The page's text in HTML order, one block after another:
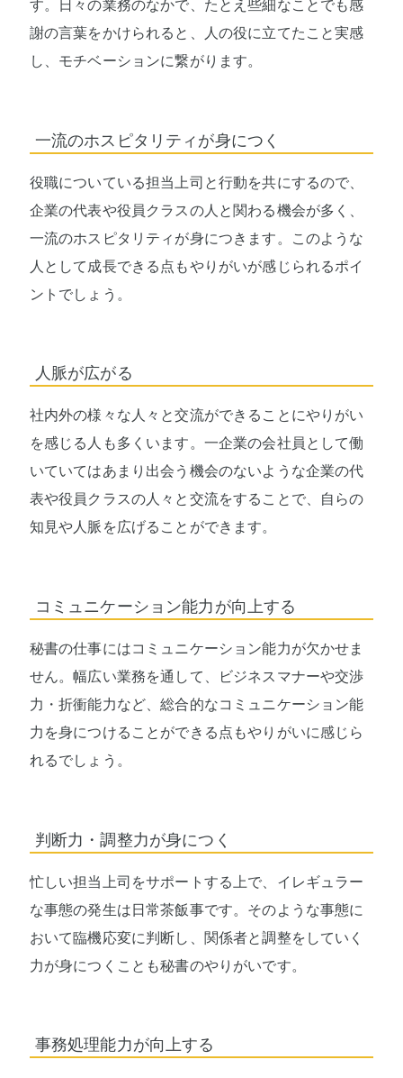
す。日々の業務のなかで、たとえ些細なことでも感
謝の言葉をかけられると、人の役に立てたこと実感
し、モチベーションに繋がります。
一流のホスピタリティが身につく
役職についている担当上司と行動を共にするので、
企業の代表や役員クラスの人と関わる機会が多く、
一流のホスピタリティが身につきます。このような
人として成長できる点もやりがいが感じられるポイ
ントでしょう。
人脈が広がる
社内外の様々な人々と交流ができることにやりがい
を感じる人も多くいます。一企業の会社員として働
いていてはあまり出会う機会のないような企業の代
表や役員クラスの人々と交流をすることで、自らの
知見や人脈を広げることができます。
コミュニケーション能力が向上する
秘書の仕事にはコミュニケーション能力が欠かせま
せん。幅広い業務を通して、ビジネスマナーや交渉
力・折衝能力など、総合的なコミュニケーション能
力を身につけることができる点もやりがいに感じら
れるでしょう。
判断力・調整力が身につく
忙しい担当上司をサポートする上で、イレギュラー
な事態の発生は日常茶飯事です。そのような事態に
おいて臨機応変に判断し、関係者と調整をしていく
力が身につくことも秘書のやりがいです。
事務処理能力が向上する